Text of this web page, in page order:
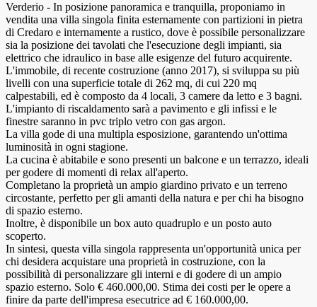
Verderio - In posizione panoramica e tranquilla, proponiamo in
vendita una villa singola finita esternamente con partizioni in pietra
di Credaro e internamente a rustico, dove è possibile personalizzare
sia la posizione dei tavolati che l'esecuzione degli impianti, sia
elettrico che idraulico in base alle esigenze del futuro acquirente.
L'immobile, di recente costruzione (anno 2017), si sviluppa su più
livelli con una superficie totale di 262 mq, di cui 220 mq
calpestabili, ed è composto da 4 locali, 3 camere da letto e 3 bagni.
L'impianto di riscaldamento sarà a pavimento e gli infissi e le
finestre saranno in pvc triplo vetro con gas argon.
La villa gode di una multipla esposizione, garantendo un'ottima
luminosità in ogni stagione.
La cucina è abitabile e sono presenti un balcone e un terrazzo, ideali
per godere di momenti di relax all'aperto.
Completano la proprietà un ampio giardino privato e un terreno
circostante, perfetto per gli amanti della natura e per chi ha bisogno
di spazio esterno.
Inoltre, è disponibile un box auto quadruplo e un posto auto
scoperto.
In sintesi, questa villa singola rappresenta un'opportunità unica per
chi desidera acquistare una proprietà in costruzione, con la
possibilità di personalizzare gli interni e di godere di un ampio
spazio esterno. Solo € 460.000,00. Stima dei costi per le opere a
finire da parte dell'impresa esecutrice ad € 160.000,00.